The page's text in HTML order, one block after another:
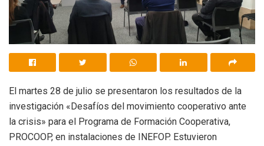
El martes 28 de julio se presentaron los resultados de la
investigación «Desafíos del movimiento cooperativo ante
la crisis» para el Programa de Formación Cooperativa,
PROCOOP, en instalaciones de INEFOP. Estuvieron